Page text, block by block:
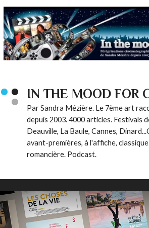
IN THE MOOD FOR
Par Sandra Mézière. Le 7ème art
depuis 2003. 4000 articles. Festivals
Deauville, La Baule, Cannes,
avant-premières, à l'affiche,
romancière. Podcast.